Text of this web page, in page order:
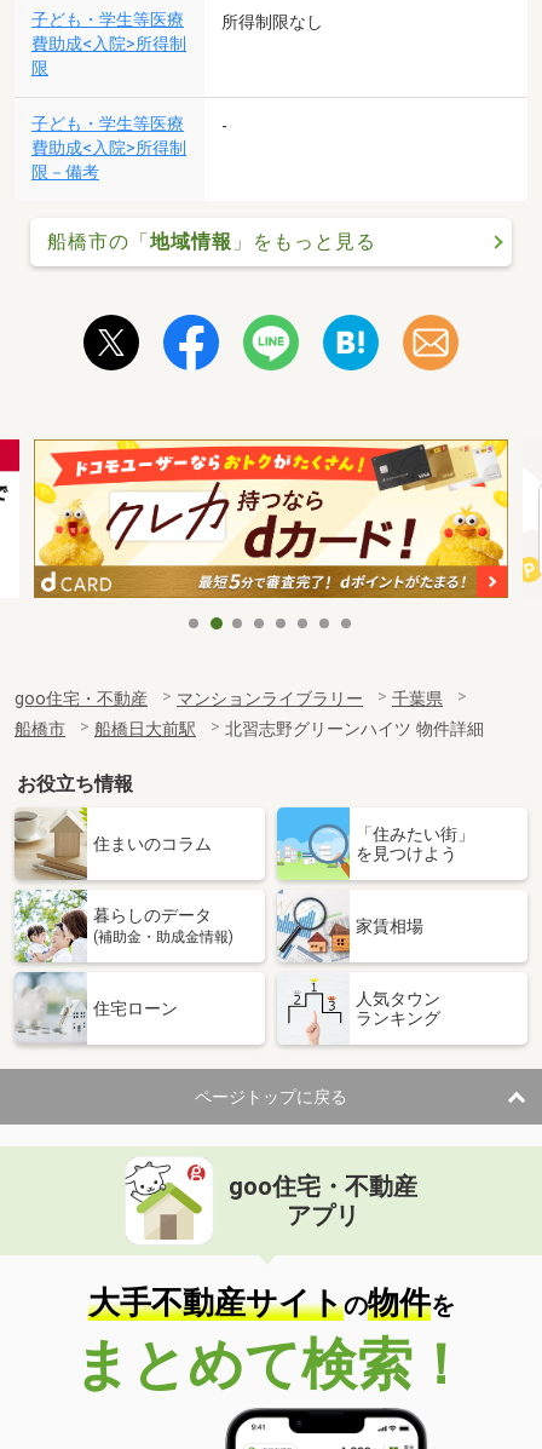
子ども・学生等医療
費助成<入院>所得制
限
所得制限なし
子ども・学生等医療
費助成<入院>所得制
限－備考
-
船橋市の「地域情報 」をもっと見る
goo住宅・不動産 マンションライブラリー
千葉県
船橋市
船橋日大前駅 北習志野グリーンハイツ 物件詳細
お役立ち情報
住まいのコラム
「住みたい街」
を見つけよう
暮らしのデータ
(補助金・助成金情報)
家賃相場
住宅ローン
人気タウン
ランキング
ページトップに戻る
goo住宅・不動産
アプリ
大手不動産サイトの物件を
まとめて検索！